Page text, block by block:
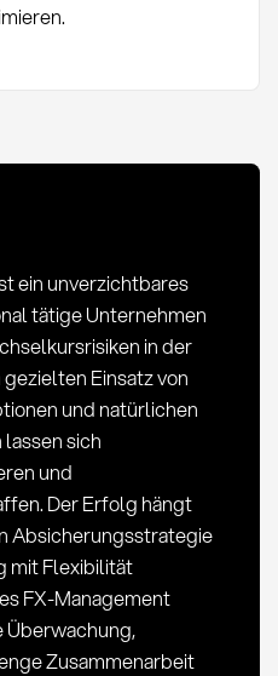
ein unverzichtbares
tätige Unternehmen
in der
Einsatz von
und natürlichen
sich
und
Der Erfolg hängt
Absicherungsstrategie
mit Flexibilität
FX-Management
Zusammenarbeit